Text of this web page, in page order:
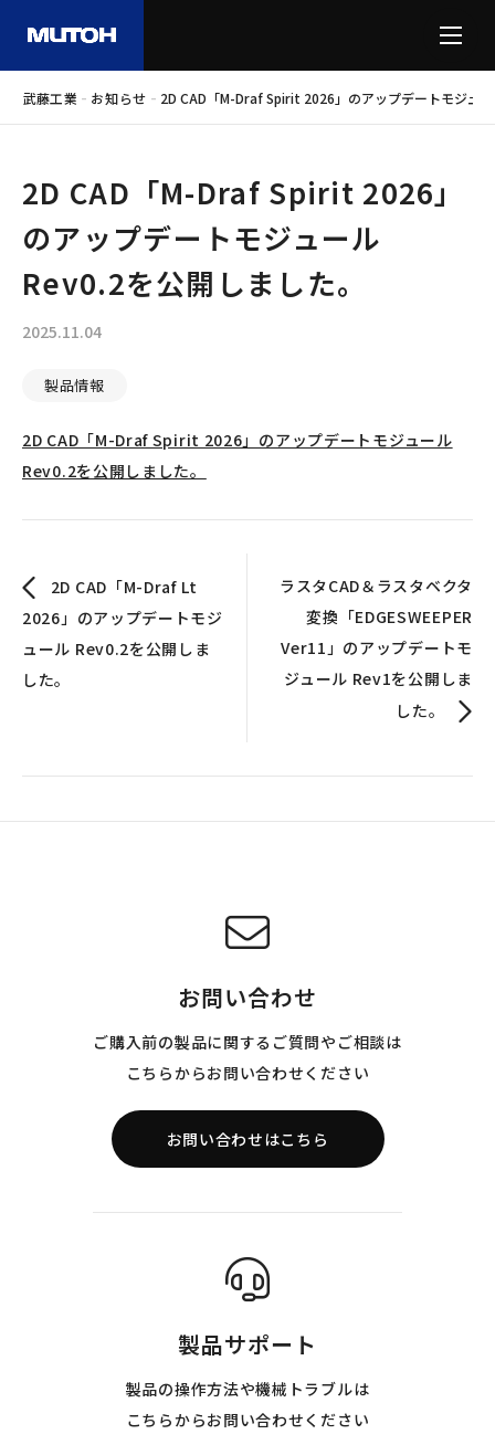
武藤工業 - お知らせ - 2D CAD「M-Draf Spirit 2026」のアップデートモジュ
2D CAD「M-Draf Spirit 2026」
のアップデートモジュール
Rev0.2を公開しました。
2025.11.04
製品情報
2D CAD「M-Draf Spirit 2026」のアップデートモジュール
Rev0.2を公開しました。
2D CAD「M-Draf Lt
2026」のアップデートモジ
ュール Rev0.2を公開しま
した。
ラスタCAD＆ラスタベクタ
変換「EDGESWEEPER
Ver11」のアップデートモ
ジュール Rev1を公開しま
した。
お問い合わせ
ご購入前の製品に関するご質問やご相談は
こちらからお問い合わせください
お問い合わせはこちら
製品サポート
製品の操作方法や機械トラブルは
こちらからお問い合わせください